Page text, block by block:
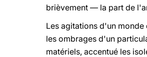
brièvement — la part de
Les agitations d'un
les ombrages d'un
matériels, accentué les